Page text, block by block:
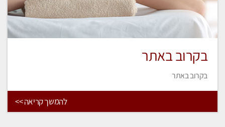
בקרוב באתר
בקרוב באתר
להמשך קריאה >>